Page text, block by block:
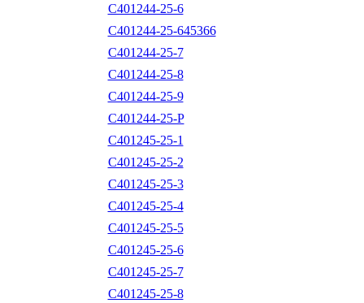
C401244-25-6
C401244-25-645366
C401244-25-7
C401244-25-8
C401244-25-9
C401244-25-P
C401245-25-1
C401245-25-2
C401245-25-3
C401245-25-4
C401245-25-5
C401245-25-6
C401245-25-7
C401245-25-8